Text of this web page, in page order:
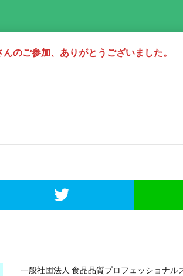
のご参加、ありがとうございました。
一般社団法人 食品品質プロフェッショナル